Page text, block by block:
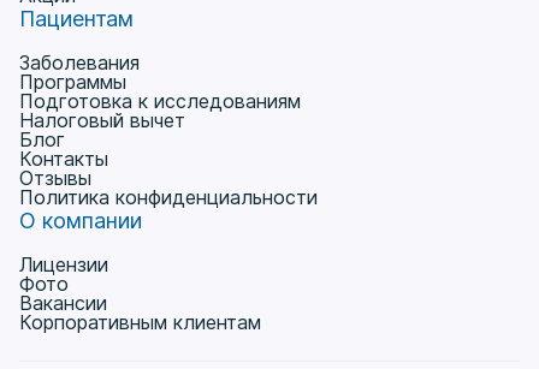
Пациентам
Заболевания
Программы
Подготовка к исследованиям
Налоговый вычет
Блог
Контакты
Отзывы
Политика конфиденциальности
О компании
Лицензии
Фото
Вакансии
Корпоративным клиентам